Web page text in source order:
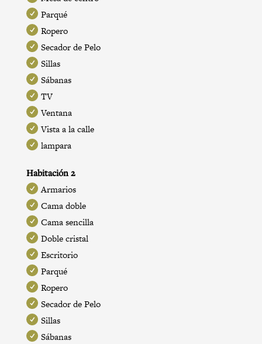
Parqué
Ropero
Secador de Pelo
Sillas
Sábanas
TV
Ventana
Vista a la calle
lampara
Habitación 2
Armarios
Cama doble
Cama sencilla
Doble cristal
Escritorio
Parqué
Ropero
Secador de Pelo
Sillas
Sábanas